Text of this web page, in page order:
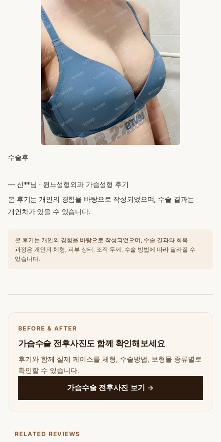
수술후
— 신**님 · 윈느성형외과 가슴성형 후기
본 후기는 개인의 경험을 바탕으로 작성되었으며, 수술 결과는
개인차가 있을 수 있습니다.
본 후기는 개인의 경험을 바탕으로 작성되었으며, 수술 결과와 회복
과정은 개인의 체형, 피부 상태, 조직 두께, 수술 방법에 따라 달라질 수
있습니다.
BEFORE & AFTER
가슴수술 전후사진도 함께 확인해보세요
후기와 함께 실제 케이스를 체형, 수술방법, 보형물 종류별로
확인할 수 있습니다.
가슴수술 전후사진 보기 →
RELATED REVIEWS